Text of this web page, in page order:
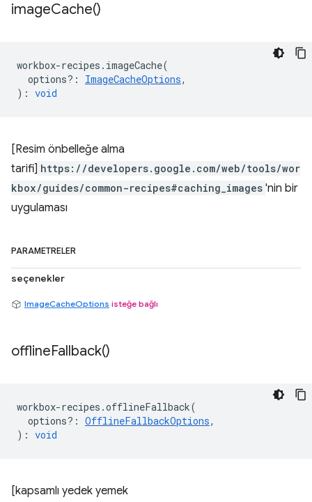
imageCache()
workbox-recipes . imageCache(
options? : ImageCacheOptions,
) : void
[Resim önbelleğe alma
tarifi] https://developers.google.com/web/tools/wor
kbox/guides/common-recipes#caching_images 'nin bir
uygulaması
PARAMETRELER
seçenekler
ImageCacheOptions isteğe bağlı
offlineFallback()
workbox-recipes .offlineFallback(
options? : OfflineFallbackOptions,
) : void
[kapsamlı yedek yemek